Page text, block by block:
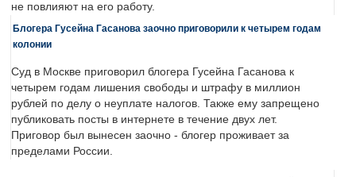
не повлияют на его работу.
Блогера Гусейна Гасанова заочно приговорили к четырем годам
колонии
Суд в Москве приговорил блогера Гусейна Гасанова к
четырем годам лишения свободы и штрафу в миллион
рублей по делу о неуплате налогов. Также ему запрещено
публиковать посты в интернете в течение двух лет.
Приговор был вынесен заочно - блогер проживает за
пределами России.